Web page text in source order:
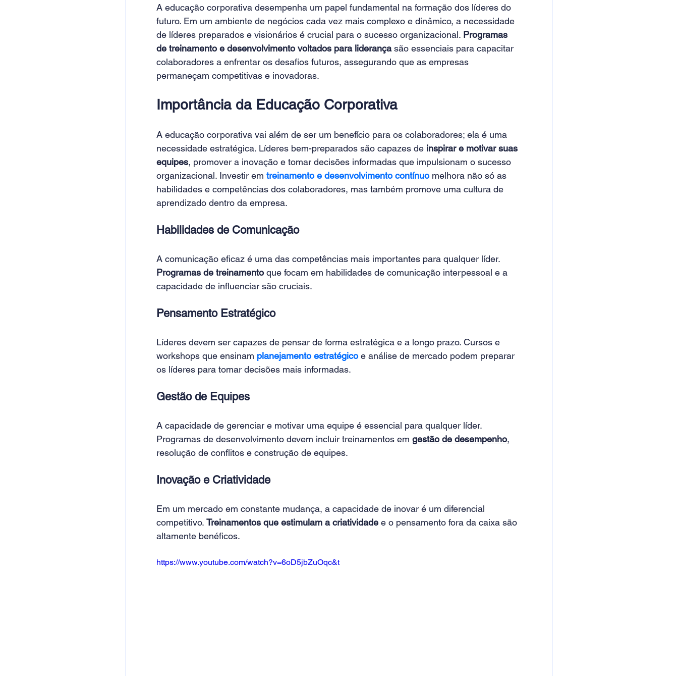
A educação corporativa desempenha um papel fundamental na formação dos líderes do
futuro. Em um ambiente de negócios cada vez mais complexo e dinâmico, a necessidade
de líderes preparados e visionários é crucial para o sucesso organizacional. Programas
de treinamento e desenvolvimento voltados para liderança são essenciais para capacitar
colaboradores a enfrentar os desafios futuros, assegurando que as empresas
permaneçam competitivas e inovadoras.
Importância da Educação Corporativa
A educação corporativa vai além de ser um benefício para os colaboradores; ela é uma
necessidade estratégica. Líderes bem-preparados são capazes de inspirar e motivar suas
equipes, promover a inovação e tomar decisões informadas que impulsionam o sucesso
organizacional. Investir em treinamento e desenvolvimento contínuo melhora não só as
habilidades e competências dos colaboradores, mas também promove uma cultura de
aprendizado dentro da empresa.
Habilidades de Comunicação
A comunicação eficaz é uma das competências mais importantes para qualquer líder.
Programas de treinamento que focam em habilidades de comunicação interpessoal e a
capacidade de influenciar são cruciais.
Pensamento Estratégico
Líderes devem ser capazes de pensar de forma estratégica e a longo prazo. Cursos e
workshops que ensinam planejamento estratégico e análise de mercado podem preparar
os líderes para tomar decisões mais informadas.
Gestão de Equipes
A capacidade de gerenciar e motivar uma equipe é essencial para qualquer líder.
Programas de desenvolvimento devem incluir treinamentos em gestão de desempenho,
resolução de conflitos e construção de equipes.
Inovação e Criatividade
Em um mercado em constante mudança, a capacidade de inovar é um diferencial
competitivo. Treinamentos que estimulam a criatividade e o pensamento fora da caixa são
altamente benéficos.
https://www.youtube.com/watch?v=6oD5jbZuOqc&t